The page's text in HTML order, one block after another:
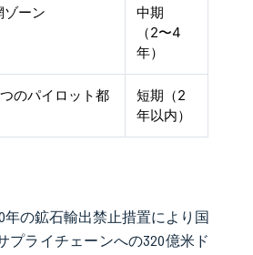
ゾーン
中期
（2〜4
年）
のパイロット都
短期（2
年以内）
年の鉱石輸出禁止措置により国
ライチェーンへの320億米ド